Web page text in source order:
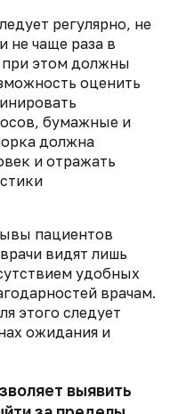
регулярно, не
не чаще раза в
этом должны
оценить
бумажные и
должна
и отражать
пациентов
видят лишь
удобных
врачам.
этого следует
ожидания и
выявить